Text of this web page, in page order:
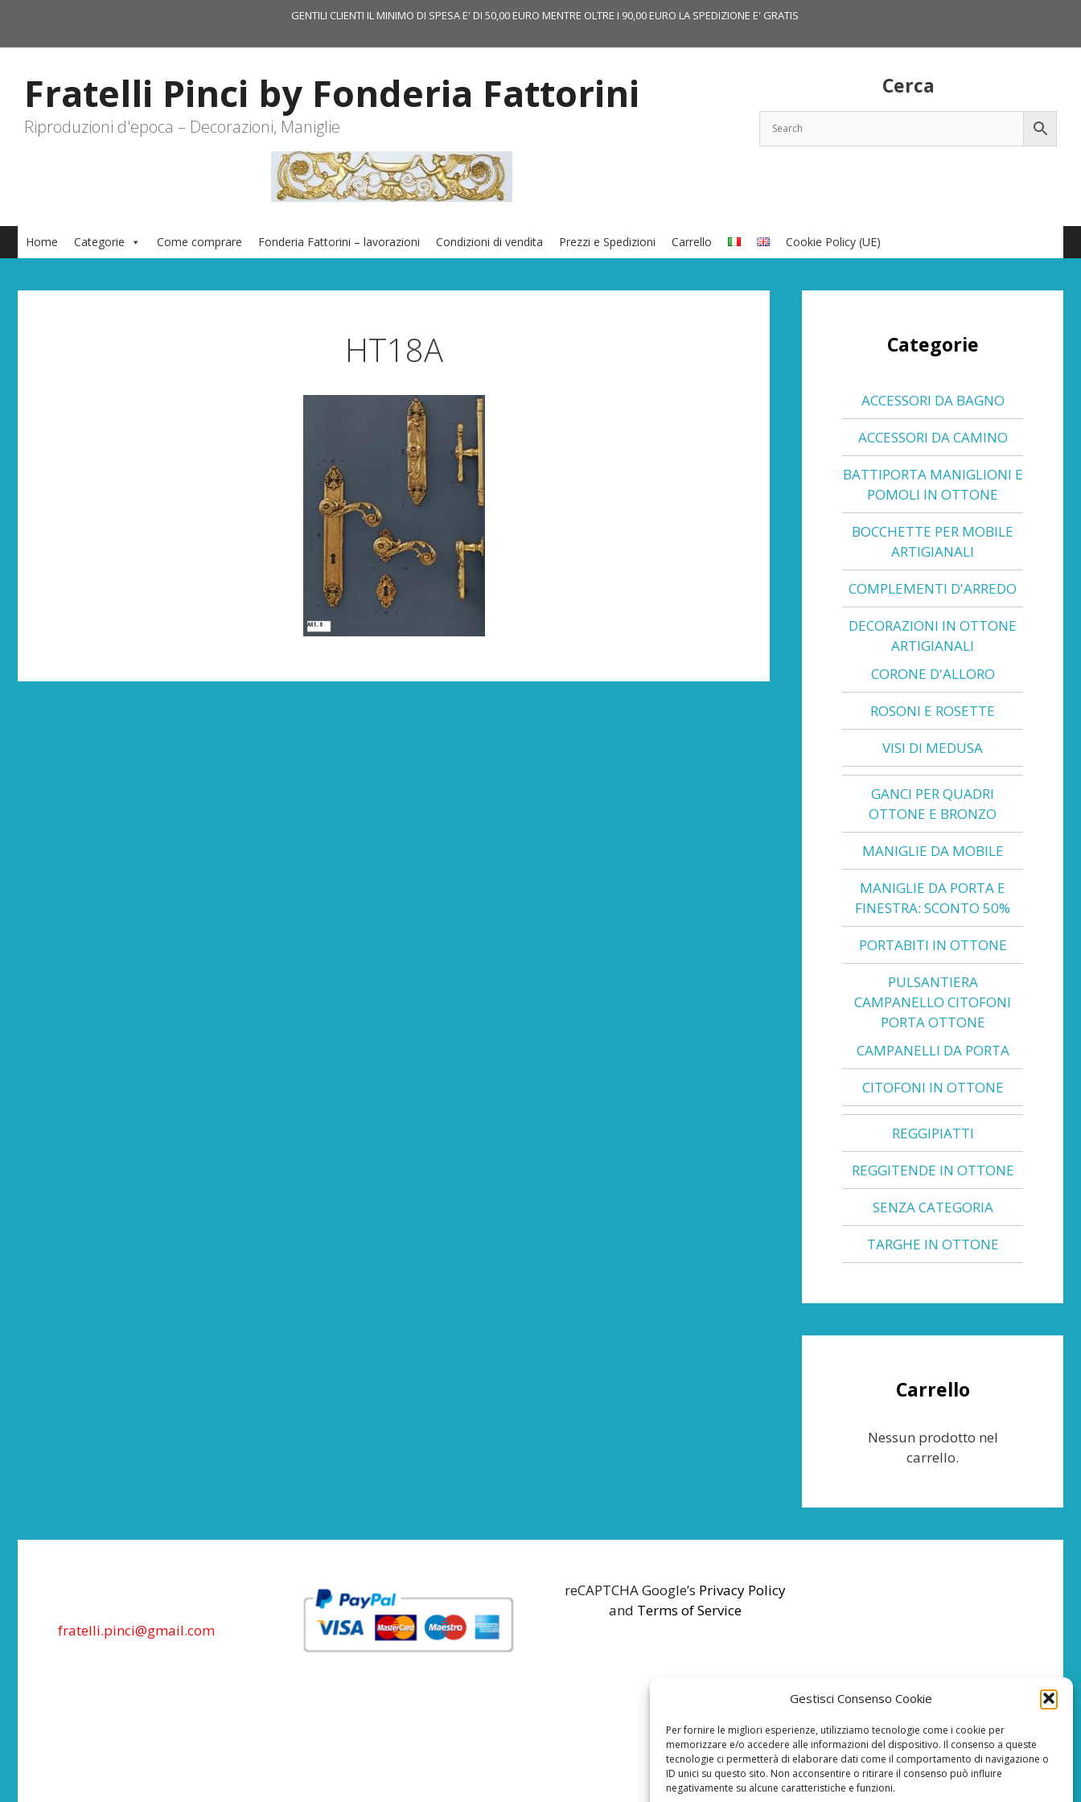
Gestisci Consenso Cookie
Per fornire le migliori esperienze, utilizziamo tecnologie come i cookie per
memorizzare e/o accedere alle informazioni del dispositivo. Il consenso a queste
tecnologie ci permetterà di elaborare dati come il comportamento di navigazione o
ID unici su questo sito. Non acconsentire o ritirare il consenso può influire
negativamente su alcune caratteristiche e funzioni.
contenuto
GENTILI CLIENTI IL MINIMO DI SPESA E' DI 50,00 EURO MENTRE OLTRE I 90,00 EURO LA SPEDIZIONE E' GRATIS
Cerca
Fratelli Pinci by Fonderia Fattorini
Riproduzioni d'epoca – Decorazioni, Maniglie
Home Categorie Come comprare Fonderia Fattorini – lavorazioni Condizioni di vendita Prezzi e Spedizioni Carrello Cookie Policy (UE)
HT18A Categorie
ACCESSORI DA BAGNO
ACCESSORI DA CAMINO
BATTIPORTA MANIGLIONI E
POMOLI IN OTTONE
BOCCHETTE PER MOBILE
ARTIGIANALI
COMPLEMENTI D'ARREDO
DECORAZIONI IN OTTONE
ARTIGIANALI
CORONE D'ALLORO
ROSONI E ROSETTE
VISI DI MEDUSA
GANCI PER QUADRI
OTTONE E BRONZO
MANIGLIE DA MOBILE
MANIGLIE DA PORTA E
FINESTRA: SCONTO 50%
PORTABITI IN OTTONE
PULSANTIERA
CAMPANELLO CITOFONI
PORTA OTTONE
CAMPANELLI DA PORTA
CITOFONI IN OTTONE
REGGIPIATTI
REGGITENDE IN OTTONE
SENZA CATEGORIA
TARGHE IN OTTONE
Carrello
Nessun prodotto nel
carrello.
fratelli.pinci@gmail.com
reCAPTCHA Google’s Privacy Policy
and Terms of Service